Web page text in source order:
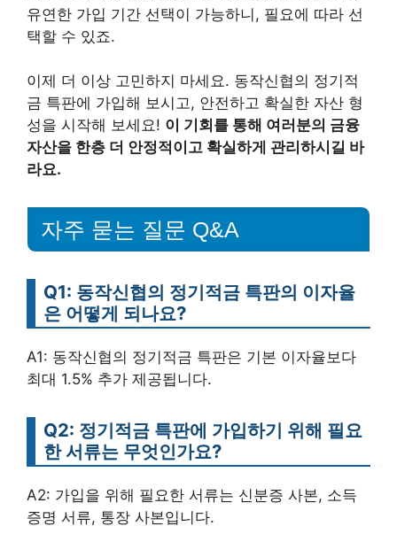
유연한 가입 기간 선택이 가능하니, 필요에 따라 선
택할 수 있죠.
이제 더 이상 고민하지 마세요. 동작신협의 정기적
금 특판에 가입해 보시고, 안전하고 확실한 자산 형
성을 시작해 보세요! 이 기회를 통해 여러분의 금융
자산을 한층 더 안정적이고 확실하게 관리하시길 바
라요.
자주 묻는 질문 Q&A
Q1: 동작신협의 정기적금 특판의 이자율
은 어떻게 되나요?
A1: 동작신협의 정기적금 특판은 기본 이자율보다
최대 1.5% 추가 제공됩니다.
Q2: 정기적금 특판에 가입하기 위해 필요
한 서류는 무엇인가요?
A2: 가입을 위해 필요한 서류는 신분증 사본, 소득
증명 서류, 통장 사본입니다.